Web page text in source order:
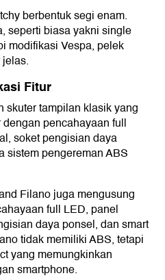
berbentuk segi enam.
seperti biasa yakni single
modifikasi Vespa, pelek
Fitur
skuter tampilan klasik yang
pencahayaan full
soket pengisian daya
sistem pengereman ABS
Filano juga mengusung
full LED, panel
daya ponsel, dan smart
tidak memiliki ABS, tetapi
yang memungkinkan
smartphone.